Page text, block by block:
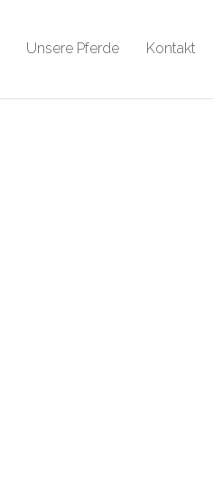
Unsere Pferde Kontakt